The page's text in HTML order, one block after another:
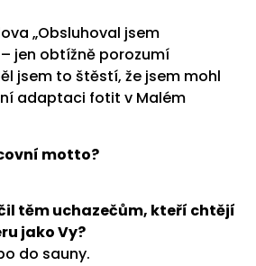
„Obsluhoval jsem
jen obtížně porozumí
jsem to štěstí, že jsem mohl
adaptaci fotit v Malém
motto?
těm uchazečům, kteří chtějí
jako Vy?
do sauny.